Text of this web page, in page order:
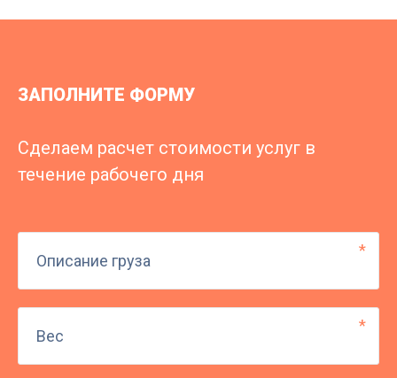
ЗАПОЛНИТЕ ФОРМУ
Сделаем расчет стоимости услуг в
течение рабочего дня